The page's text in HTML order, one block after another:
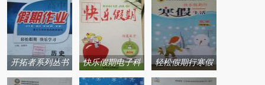
开拓者系列丛书
高中新课标假期
快乐假期电子科
技大学出版社系
轻松假期行寒假
生活系列答案